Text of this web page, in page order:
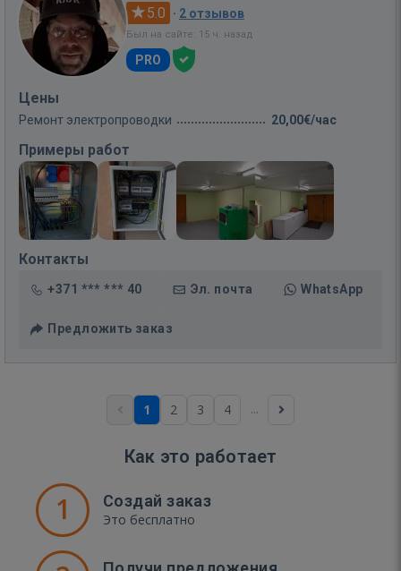
5.0 · 2 отзывов
Был на сайте: 15 ч. назад
PRO
Цены
Ремонт электропроводки 20,00€/час
Примеры работ
Контакты
+371 *** *** 40 Эл. почта WhatsApp
Предложить заказ
1 2 3 4 ...
Как это работает
1 Создай заказ
Это бесплатно